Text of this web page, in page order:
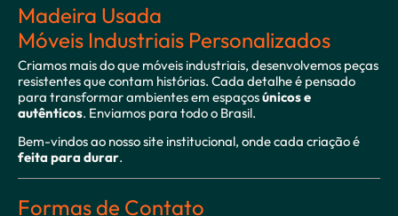
Madeira Usada
Móveis Industriais Personalizados
Criamos mais do que móveis industriais, desenvolvemos peças
resistentes que contam histórias. Cada detalhe é pensado
para transformar ambientes em espaçosúnicos e
autênticos. Enviamos para todo o Brasil.
Bem-vindos ao nosso site institucional, onde cada criação é
feita para durar.
Formas de Contato